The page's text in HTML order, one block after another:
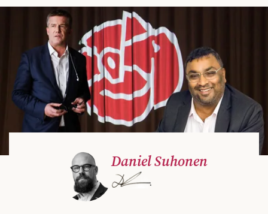
Daniel Suhonen